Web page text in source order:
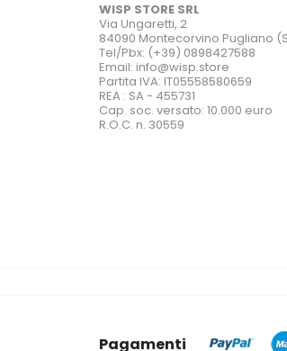
WISP STORE SRL
Via Ungaretti, 2
84090 Montecorvino Pugliano
Tel/Pbx: (+39) 0898427588
Email: info@wisp.store
Partita IVA: IT05558580659
REA : SA - 455731
Cap. soc. versato: 10.000 euro
R.O.C. n. 30559
Pagamenti